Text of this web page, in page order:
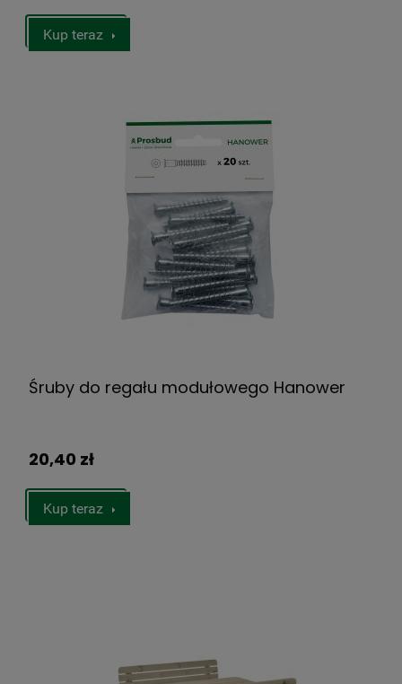
Kup teraz
Śruby do regału modułowego Hanower
20,40 zł
Kup teraz